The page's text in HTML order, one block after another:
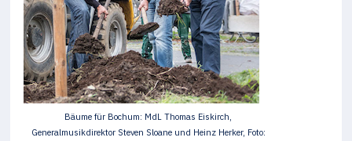
Bäume für Bochum: MdL Thomas Eiskirch,
Generalmusikdirektor Steven Sloane und Heinz Herker, Foto: